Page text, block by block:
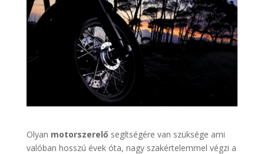
Olyan motorszerelősegítségére van szüksége ami
valóban hosszú évek óta, nagy szakértelemmel végzi a